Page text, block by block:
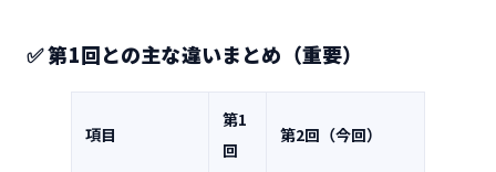
✅ 第1回との主な違いまとめ（重要）
項目
第1
回
第2回（今回）